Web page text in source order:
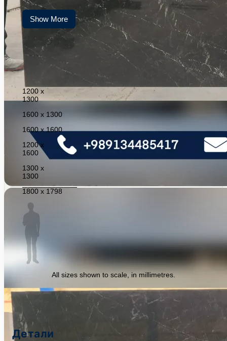
Show More
1200 x
1300
1600 x 1300
1600 x 1600
1200 x
1600
1300 x
1300
1800 x 1798
All sizes shown to scale, in millimetres.
Детали